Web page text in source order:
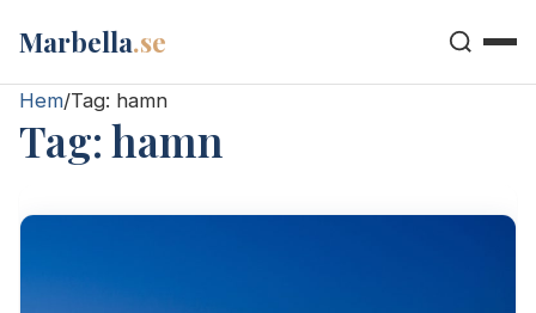
Marbella.se
Hem/Tag: hamn
Tag:hamn